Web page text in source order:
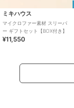
ミキハウス
マイクロファー素材 スリーパ
ー ギフトセット【BOX付き】
¥11,550